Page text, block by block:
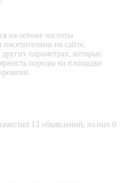
на основе частоты
на сайте,
параметрах, которые
породы на площадке
13 объявлений, из них 0